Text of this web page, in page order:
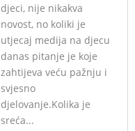
djeci, nije nikakva
novost, no koliki je
utjecaj medija na djecu
danas pitanje je koje
zahtijeva veću pažnju i
svjesno
djelovanje.Kolika je
sreća...